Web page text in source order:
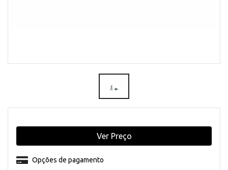
Opções de pagamento
Ver Preço